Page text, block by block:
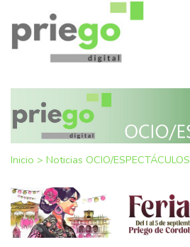
Inicio > Noticias OCIO/ESPECTÁCULOS